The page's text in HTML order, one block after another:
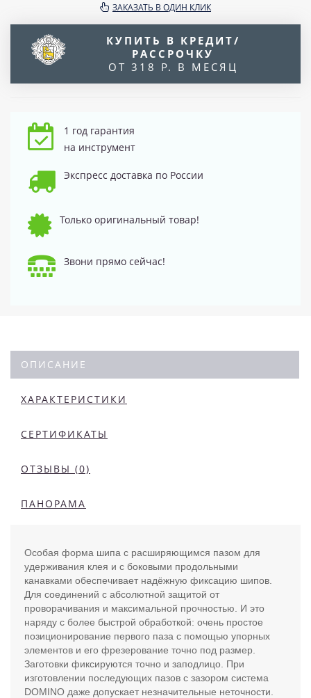
ЗАКАЗАТЬ В ОДИН КЛИК
КУПИТЬ В КРЕДИТ/
РАССРОЧКУ
ОТ 318 Р. В МЕСЯЦ
1 год гарантия
на инструмент
Экспресс доставка по России
Только оригинальный товар!
Звони прямо сейчас!
ОПИСАНИЕ
ХАРАКТЕРИСТИКИ
СЕРТИФИКАТЫ
ОТЗЫВЫ (0)
ПАНОРАМА
Особая форма шипа с расширяющимся пазом для
удерживания клея и с боковыми продольными
канавками обеспечивает надёжную фиксацию шипов.
Для соединений с абсолютной защитой от
проворачивания и максимальной прочностью. И это
наряду с более быстрой обработкой: очень простое
позиционирование первого паза с помощью упорных
элементов и его фрезерование точно под размер.
Заготовки фиксируются точно и заподлицо. При
изготовлении последующих пазов с зазором система
DOMINO даже допускает незначительные неточности.